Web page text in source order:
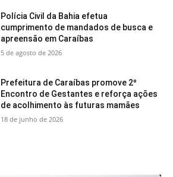
Polícia Civil da Bahia efetua
cumprimento de mandados de busca e
apreensão em Caraíbas
5 de agosto de 2026
Prefeitura de Caraíbas promove 2º
Encontro de Gestantes e reforça ações
de acolhimento às futuras mamães
18 de junho de 2026